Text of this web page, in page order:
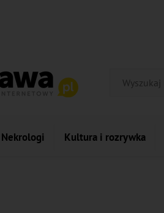
Nekrologi Kultura i rozrywka